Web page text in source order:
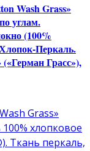
Wash Grass»
углам.
(100%
Перкаль.
Грасс»),